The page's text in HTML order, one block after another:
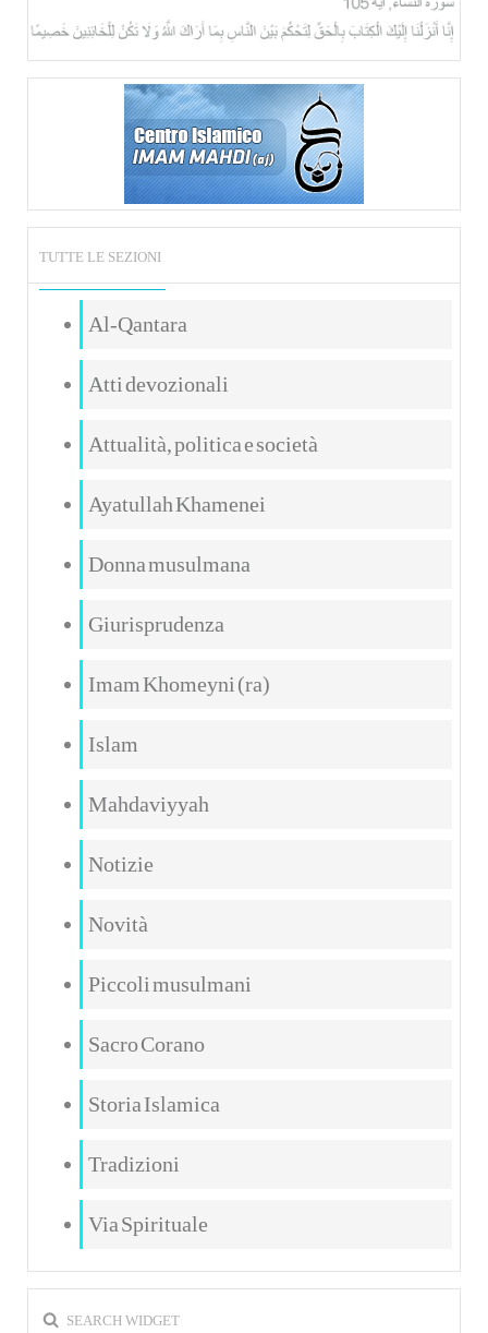
TUTTE LE SEZIONI
Al-Qantara
Atti devozionali
Attualità, politica e società
Ayatullah Khamenei
Donna musulmana
Giurisprudenza
Imam Khomeyni (ra)
Islam
Mahdaviyyah
Notizie
Novità
Piccoli musulmani
Sacro Corano
Storia Islamica
Tradizioni
Via Spirituale
SEARCH WIDGET